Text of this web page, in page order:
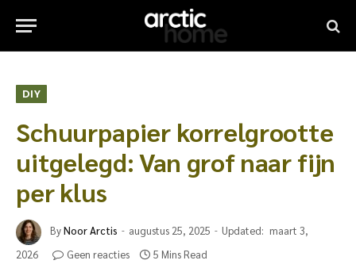
DIY
Schuurpapier korrelgrootte
uitgelegd: Van grof naar fijn
per klus
ByNoor Arctis augustus 25, 2025 Updated: maart 3,
2026
Geen reacties 5 Mins Read